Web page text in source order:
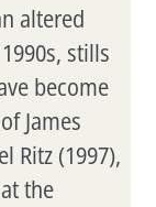
altered
stills
become
James
Ritz (1997),
the